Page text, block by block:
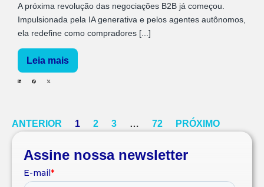
A próxima revolução das negociações B2B já começou.
Impulsionada pela IA generativa e pelos agentes autônomos,
ela redefine como compradores [...]
Leia mais
ANTERIOR 1 2 3 … 72 PRÓXIMO
Assine nossa newsletter